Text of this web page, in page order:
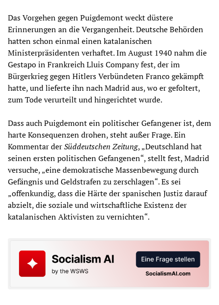
Das Vorgehen gegen Puigdemont weckt düstere
Erinnerungen an die Vergangenheit. Deutsche Behörden
hatten schon einmal einen katalanischen
Ministerpräsidenten verhaftet. Im August 1940 nahm die
Gestapo in Frankreich Lluis Company fest, der im
Bürgerkrieg gegen Hitlers Verbündeten Franco gekämpft
hatte, und lieferte ihn nach Madrid aus, wo er gefoltert,
zum Tode verurteilt und hingerichtet wurde.
Dass auch Puigdemont ein politischer Gefangener ist, dem
harte Konsequenzen drohen, steht außer Frage. Ein
Kommentar derSüddeutschen Zeitung, „Deutschland hat
seinen ersten politischen Gefangenen“, stellt fest, Madrid
versuche, „eine demokratische Massenbewegung durch
Gefängnis und Geldstrafen zu zerschlagen“. Es sei
„offenkundig, dass die Härte der spanischen Justiz darauf
abzielt, die soziale und wirtschaftliche Existenz der
katalanischen Aktivisten zu vernichten“.